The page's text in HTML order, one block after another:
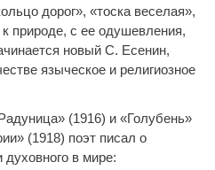
дорог», «тоска веселая»,
природе, с ее одушевления,
новый С. Есенин,
языческое и религиозное
(1916) и «Голубень»
(1918) поэт писал о
духовного в мире: